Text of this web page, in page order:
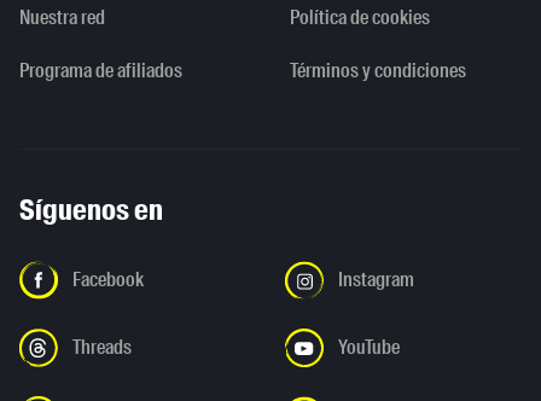
Nuestra red
Programa de afiliados
Política de cookies
Términos y condiciones
Síguenos en
Facebook Instagram
Threads YouTube